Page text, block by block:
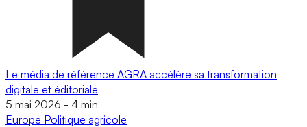
Le média de référence AGRA accélère sa transformation
digitale et éditoriale
5 mai 2026 - 4 min
Europe Politique agricole